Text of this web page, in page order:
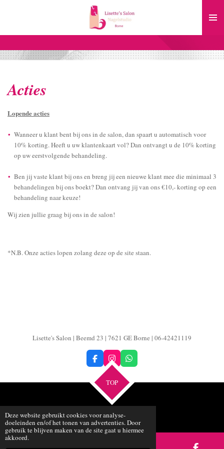
Deze website gebruikt cookies voor analyse-
doeleinden en/of het tonen van advertenties. Door
gebruik te blijven maken van de site gaat u hiermee
akkoord.
hoofdinhoud
Acties
Lopende acties
Wanneer u klant bent bij ons in de salon, dan spaart u automatisch voor
10% korting. Heeft u uw klantenkaart vol? Dan ontvangt u de 10% korting
op uw eerstvolgende behandeling.
Ben jij vaste klant bij ons en breng jij een nieuwe klant mee die minimaal 3
behandelingen bij ons boekt? Dan ontvang jij van ons €10,- korting op een
behandeling naar keuze!
Wij zien jullie graag bij ons in de salon!
*N.B. Onze acties lopen zolang deze op de site staan.
Lisette's Salon | Beemd 23 | 7621 GE Borne | 06-42421119
F
a
e
b
o
k
I
n
t
g
r
a
m
W
h
t
s
p
TOP
© 2011 - 2025 www.lisettes-salon.nl